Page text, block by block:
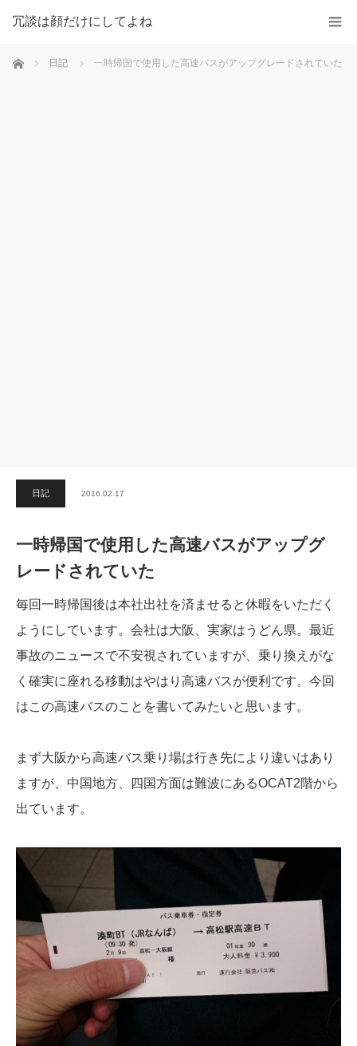
冗談は顔だけにしてよね
ホーム 日記 一時帰国で使用した高速バスがアップグレードされていた
日記 2016.02.17
一時帰国で使用した高速バスがアップグ
レードされていた
毎回一時帰国後は本社出社を済ませると休暇をいただく
ようにしています。会社は大阪、実家はうどん県。最近
事故のニュースで不安視されていますが、乗り換えがな
く確実に座れる移動はやはり高速バスが便利です。今回
はこの高速バスのことを書いてみたいと思います。
まず大阪から高速バス乗り場は行き先により違いはあり
ますが、中国地方、四国方面は難波にあるOCAT2階から
出ています。